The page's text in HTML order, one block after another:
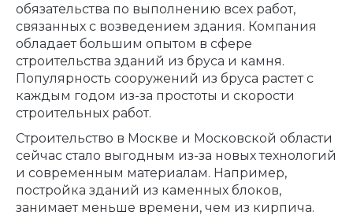
обязательства по выполнению всех работ,
связанных с возведением здания. Компания
обладает большим опытом в сфере
строительства зданий из бруса и камня.
Популярность сооружений из бруса растет с
каждым годом из-за простоты и скорости
строительных работ.
Строительство в Москве и Московской области
сейчас стало выгодным из-за новых технологий
и современным материалам. Например,
постройка зданий из каменных блоков,
занимает меньше времени, чем из кирпича.